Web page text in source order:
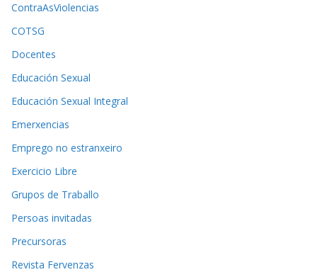
ContraAsViolencias
COTSG
Docentes
Educación Sexual
Educación Sexual Integral
Emerxencias
Emprego no estranxeiro
Exercicio Libre
Grupos de Traballo
Persoas invitadas
Precursoras
Revista Fervenzas